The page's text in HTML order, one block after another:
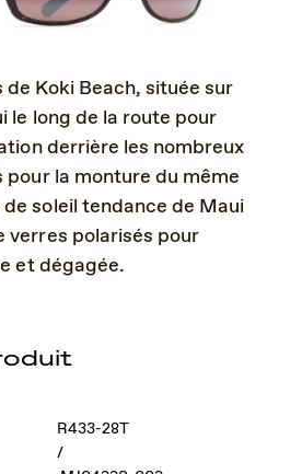
de Koki Beach, située sur
le long de la route pour
derrière les nombreux
la monture du même
soleil tendance de Maui
verres polarisés pour
et dégagée.
R433-28T
/